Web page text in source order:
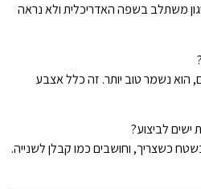
משתלב בשפה האדריכלית ולא נראה
הוא נשמר טוב יותר. זה כלל אצבע
ישים לביצוע?
כשצריך, וחושבים כמו קבלן לשנייה.